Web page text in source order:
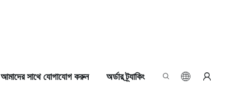
আমাদের সাথে যোগাযোগ করুন অর্ডার ট্র্যাকিং